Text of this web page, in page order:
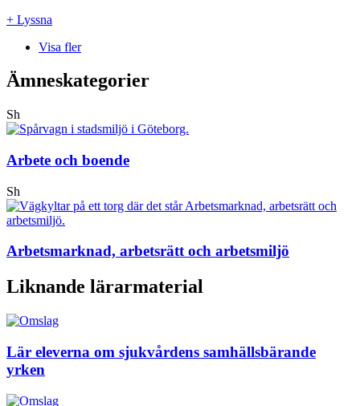
+ Lyssna
Visa fler
Ämneskategorier
Sh
Arbete och boende
Sh
Arbetsmarknad, arbetsrätt och arbetsmiljö
Liknande lärarmaterial
Lär eleverna om sjukvårdens samhällsbärande
yrken